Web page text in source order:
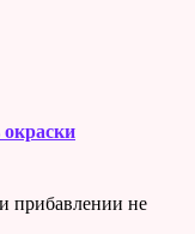
прибавлении не